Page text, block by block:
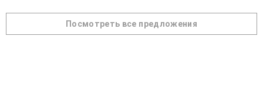
Посмотреть все предложения